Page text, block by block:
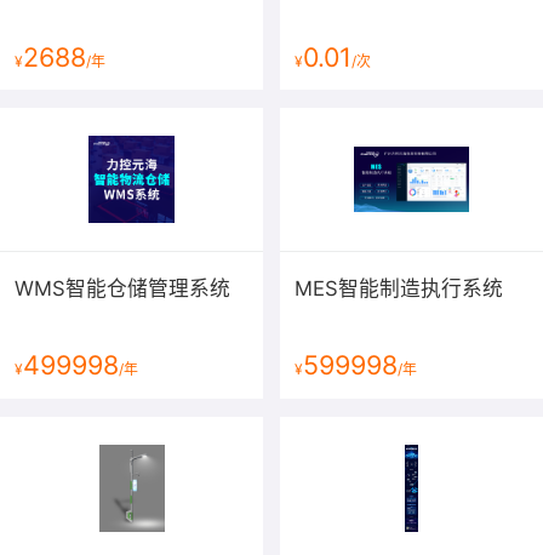
¥2688/年 ¥0.01 /次
WMS智能仓储管理系统
¥499998/年
MES智能制造执行系统
¥599998/年